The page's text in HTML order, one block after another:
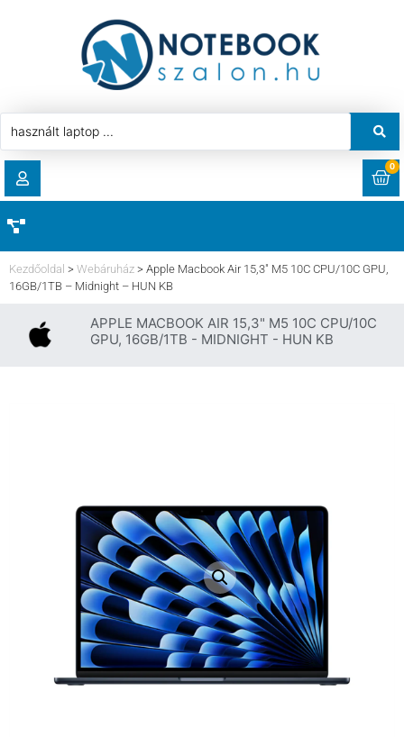
LETÖLTÉSEK
CÍMEK
0
HASZNÁLT LAPTOP
AKCIÓ
Kezdőoldal > Webáruház > Apple Macbook Air 15,3″ M5 10C CPU/10C GPU,
16GB/1TB – Midnight – HUN KB
APPLE MACBOOK AIR 15,3" M5 10C CPU/10C
GPU, 16GB/1TB - MIDNIGHT - HUN KB